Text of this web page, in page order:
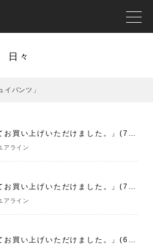
日々
イパンツ」
「合わせてお買い上げいただけました。」(7/15)
アライン
「合わせてお買い上げいただけました。」(7/13)
アライン
「合わせてお買い上げいただけました。」(6/28)